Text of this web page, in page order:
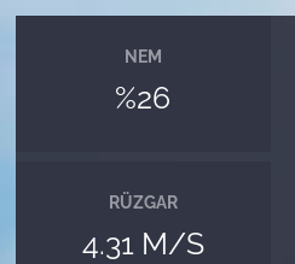
NEM
%26
RÜZGAR
4.31 M/S